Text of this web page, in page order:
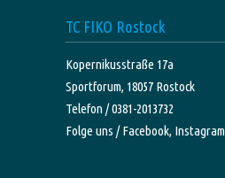
TC FIKO Rostock
Kopernikusstraße 17a
Sportforum, 18057 Rostock
Telefon / 0381-2013732
Folge uns /Facebook, Instagram